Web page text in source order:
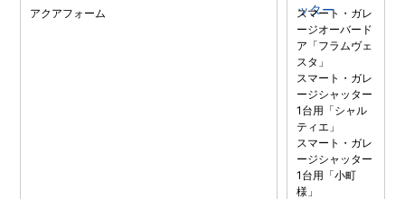
アクアフォーム
ッター
スマート・ガレ
ージオーバード
ア「フラムヴェ
スタ」
スマート・ガレ
ージシャッター
1台用「シャル
ティエ」
スマート・ガレ
ージシャッター
1台用「小町
様」